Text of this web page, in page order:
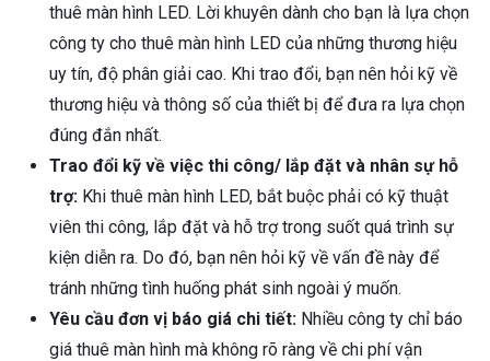
thuê màn hình LED. Lời khuyên dành cho bạn là lựa chọn
công ty cho thuê màn hình LED của những thương hiệu
uy tín, độ phân giải cao. Khi trao đổi, bạn nên hỏi kỹ về
thương hiệu và thông số của thiết bị để đưa ra lựa chọn
đúng đắn nhất.
Trao đổi kỹ về việc thi công/ lắp đặt và nhân sự hỗ
trợ: Khi thuê màn hình LED, bắt buộc phải có kỹ thuật
viên thi công, lắp đặt và hỗ trợ trong suốt quá trình sự
kiện diễn ra. Do đó, bạn nên hỏi kỹ về vấn đề này để
tránh những tình huống phát sinh ngoài ý muốn.
Yêu cầu đơn vị báo giá chi tiết: Nhiều công ty chỉ báo
giá thuê màn hình mà không rõ ràng về chi phí vận